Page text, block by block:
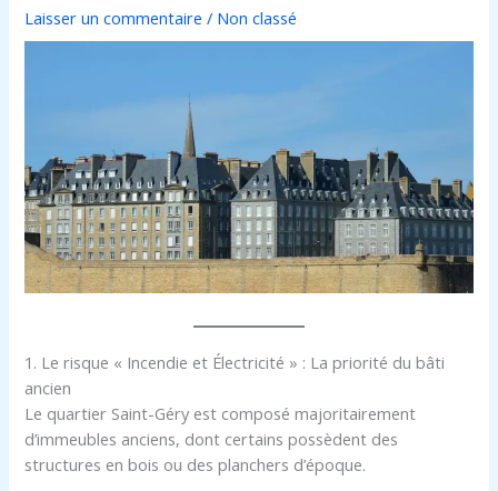
Laisser un commentaire / Non classé
1. Le risque « Incendie et Électricité » : La priorité du bâti
ancien
Le quartier Saint-Géry est composé majoritairement
d’immeubles anciens, dont certains possèdent des
structures en bois ou des planchers d’époque.